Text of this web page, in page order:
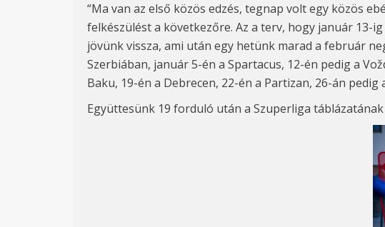
“Ma van az első közös edzés, tegnap volt egy közös
felkészülést a következőre. Az a terv, hogy január 13-
jövünk vissza, ami után egy hetünk marad a február
Szerbiában, január 5-én a Spartacus, 12-én pedig a
Baku, 19-én a Debrecen, 22-én a Partizan, 26-án
Együttesünk 19 forduló után a Szuperliga